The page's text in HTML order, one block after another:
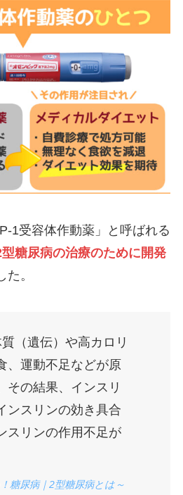
1受容体作動薬」と呼ばれる
型糖尿病の治療のために開発
た。
（遺伝）や高カロリ
、運動不足などが原
その結果、インスリ
ンスリンの効き具合
スリンの作用不足が
糖尿病｜2型糖尿病とは～